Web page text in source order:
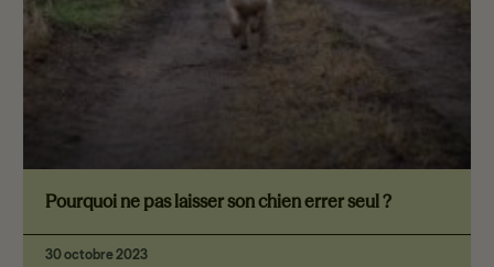
Pourquoi ne pas laisser son chien errer seul ?
30 octobre 2023